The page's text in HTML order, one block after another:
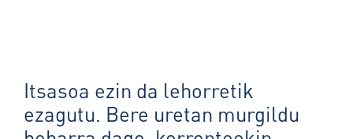
Itsasoa ezin da lehorretik
ezagutu. Bere uretan murgildu